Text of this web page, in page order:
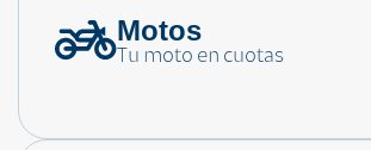
¿Necesitas ayuda?
Motos
Tu moto en cuotas